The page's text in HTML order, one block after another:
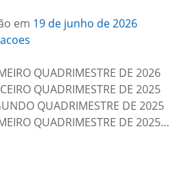
em 19 de junho de 2026
QUADRIMESTRE DE 2026
QUADRIMESTRE DE 2025
QUADRIMESTRE DE 2025
QUADRIMESTRE DE 2025…